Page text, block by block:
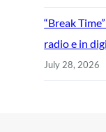
“Break
radio e in
July 28, 2026